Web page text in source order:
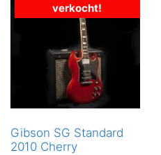
verkocht!
Gibson SG Standard
2010 Cherry